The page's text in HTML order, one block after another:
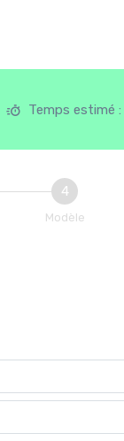
Temps estimé :
4
Modèle